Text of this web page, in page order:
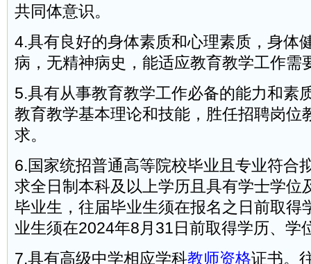
共同体意识。
4.具有良好的身体素质和心理素质，身体
病，无精神病史，能适应教育教学工作需
5.具有从事教育教学工作必备的能力和素
教育教学基本理论和技能，胜任招聘岗位
求。
6.国家统招普通高等院校毕业且专业符合
求全日制本科及以上学历且具有学士学位
毕业生，往届毕业生须在报名之日前取得
业生须在2024年8月31日前取得学历、学
7.具有高级中学相应学科教师资格证书。